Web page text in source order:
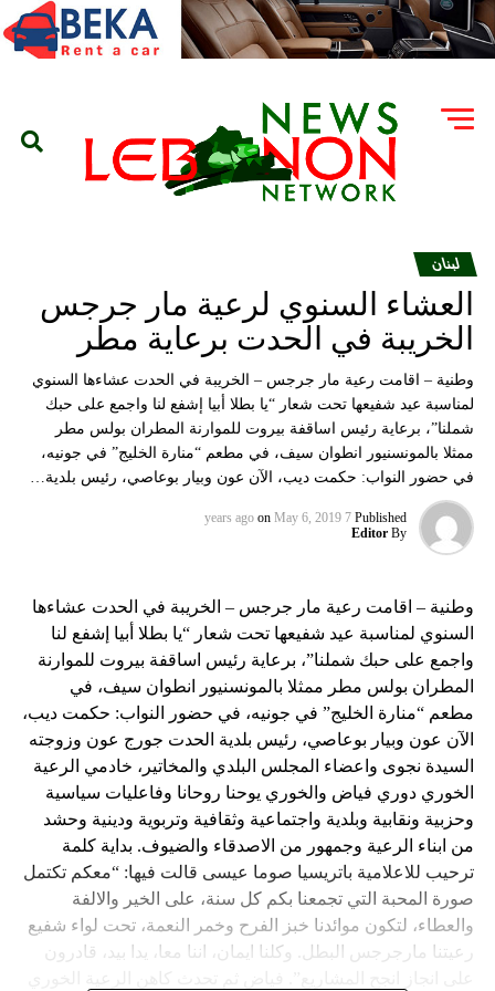
لبنان
العشاء السنوي لرعية مار جرجس
الخريبة في الحدت برعاية مطر
وطنية – اقامت رعية مار جرجس – الخريبة في الحدت عشاءها السنوي
لمناسبة عيد شفيعها تحت شعار “يا بطلا أبيا إشفع لنا واجمع على حبك
شملنا”، برعاية رئيس اساقفة بيروت للموارنة المطران بولس مطر
ممثلا بالمونسنيور انطوان سيف، في مطعم “منارة الخليج” في جونيه،
في حضور النواب: حكمت ديب، الآن عون وبيار بوعاصي، رئيس بلدية…
Published
7 years ago
on May 6, 2019
By
Editor
وطنية – اقامت رعية مار جرجس – الخريبة في الحدت عشاءها
السنوي لمناسبة عيد شفيعها تحت شعار “يا بطلا أبيا إشفع لنا
واجمع على حبك شملنا”، برعاية رئيس اساقفة بيروت للموارنة
المطران بولس مطر ممثلا بالمونسنيور انطوان سيف، في
مطعم “منارة الخليج” في جونيه، في حضور النواب: حكمت ديب،
الآن عون وبيار بوعاصي، رئيس بلدية الحدت جورج عون وزوجته
السيدة نجوى واعضاء المجلس البلدي والمخاتير، خادمي الرعية
الخوري دوري فياض والخوري يوحنا روحانا وفاعليات سياسية
وحزبية ونقابية وبلدية واجتماعية وثقافية وتربوية ودينية وحشد
من ابناء الرعية وجمهور من الاصدقاء والضيوف. بداية كلمة
ترحيب للاعلامية باتريسيا صوما عيسى قالت فيها: “معكم تكتمل
صورة المحبة التي تجمعنا بكم كل سنة، على الخير والالفة
والعطاء، لتكون موائدنا خبز الفرح وخمر النعمة، تحت لواء شفيع
رعيتنا مارجرجس البطل. وكلنا ايمان، اننا معا، يدا بيد، قادرون